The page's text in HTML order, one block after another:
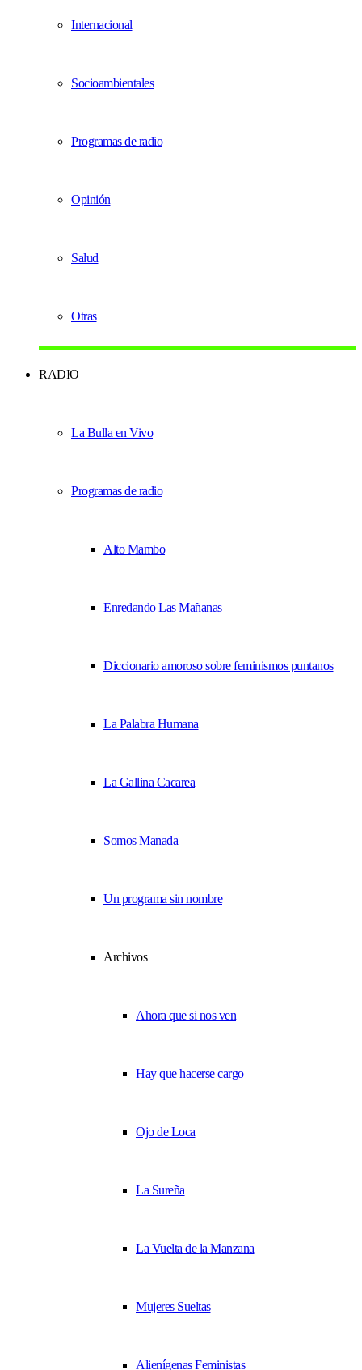
Internacional
Socioambientales
Programas de radio
Opinión
Salud
Otras
RADIO
La Bulla en Vivo
Programas de radio
Alto Mambo
Enredando Las Mañanas
Diccionario amoroso sobre feminismos puntanos
La Palabra Humana
La Gallina Cacarea
Somos Manada
Un programa sin nombre
Archivos
Ahora que si nos ven
Hay que hacerse cargo
Ojo de Loca
La Sureña
La Vuelta de la Manzana
Mujeres Sueltas
Alienígenas Feministas